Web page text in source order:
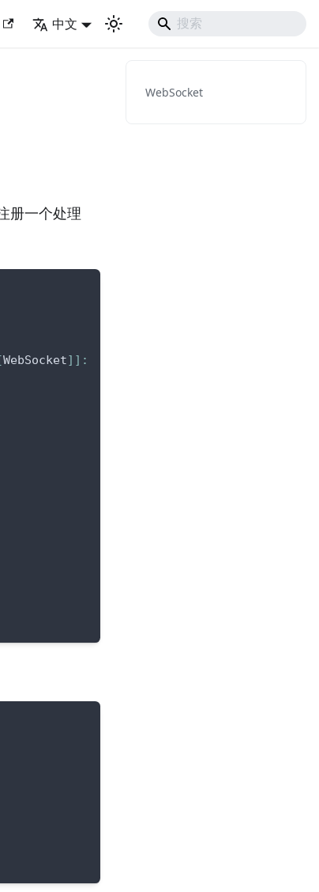
Like Developing Experience
中文
册一个处理
WebSocket] ] :
WebSocket